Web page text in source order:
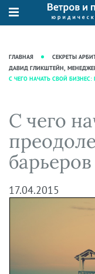
О нас
Рекомендации
фирмы
Кейсы
Вакансии
Юридические
Интеллектуальная
Сопровождение
Ведение
Защита активов
База знаний
Журнал "Секреты
практики"
Статьи
Аудиоподкасты
Видеоподкасты
Справочная
Вопросы-ответы
Вебинары и
ГЛАВНАЯ
СЕКРЕТЫ
ДАВИД ГЛИКШТЕЙН,
С ЧЕГО НАЧАТЬ СВОЙ
С чего
барьеров
17.04.2015